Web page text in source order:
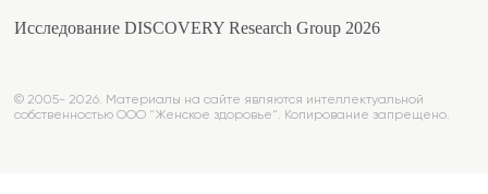
Исследование DISCOVERY Research Group 2026
© 2005- 2026. Материалы на сайте являются интеллектуальной
собственностью ООО "Женское здоровье". Копирование запрещено.